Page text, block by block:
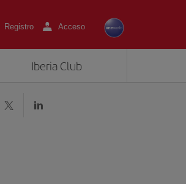
Registro Acceso
Iberia Club